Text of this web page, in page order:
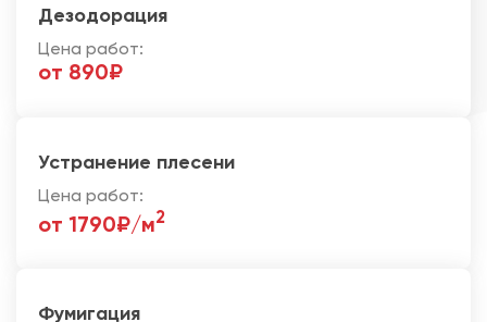
Дезодорация
Цена работ:
от 890₽
Устранение плесени
Цена работ:
от 1790₽/м2
Фумигация